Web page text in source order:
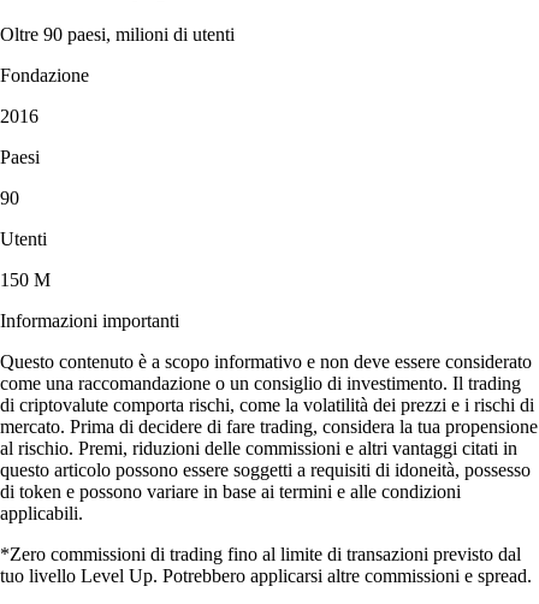
Oltre 90 paesi, milioni di utenti
Fondazione
2016
Paesi
90
Utenti
150 M
Informazioni importanti
Questo contenuto è a scopo informativo e non deve essere considerato
come una raccomandazione o un consiglio di investimento. Il trading
di criptovalute comporta rischi, come la volatilità dei prezzi e i rischi di
mercato. Prima di decidere di fare trading, considera la tua propensione
al rischio. Premi, riduzioni delle commissioni e altri vantaggi citati in
questo articolo possono essere soggetti a requisiti di idoneità, possesso
di token e possono variare in base ai termini e alle condizioni
applicabili.
*Zero commissioni di trading fino al limite di transazioni previsto dal
tuo livello Level Up. Potrebbero applicarsi altre commissioni e spread.